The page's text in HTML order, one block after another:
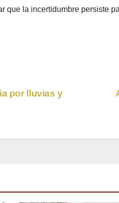
que la incertidumbre persiste
por lluvias y